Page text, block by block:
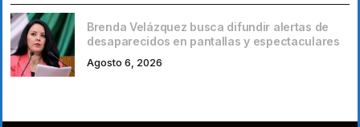
Brenda Velázquez busca difundir alertas de
desaparecidos en pantallas y espectaculares
Agosto 6, 2026